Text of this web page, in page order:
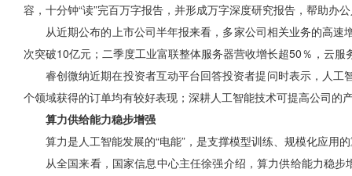
容，十分钟“读”完百万字报告，并形成万字深度研究报告，帮助办
从近期公布的上市公司半年报来看，多家公司相关业务的高
次突破10亿元；二季度工业富联整体服务器营收增长超50％，云
睿创微纳近期在投资者互动平台回答投资者提问时表示，人
个领域获得的订单均有较好表现；深耕人工智能技术可提高公司的
算力供给能力稳步增强
算力是人工智能发展的“电能”，是支撑模型训练、规模化应用
从全国来看，国家信息中心主任徐强介绍，算力供给能力稳